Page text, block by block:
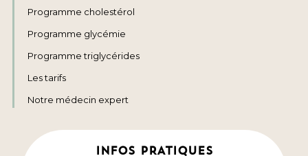
Programme cholestérol
Programme glycémie
Programme triglycérides
Les tarifs
Notre médecin expert
INFOS PRATIQUES